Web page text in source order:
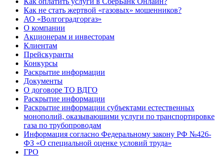
Как не стать жертвой «газовых» мошенников?
АО «Волгоградгоргаз»
О компании
Акционерам и инвесторам
Клиентам
Прейскуранты
Конкурсы
Раскрытие информации
Документы
О договоре ТО ВДГО
Раскрытие информации
Раскрытие информации субъектами естественных
монополий, оказывающими услуги по транспортировке
газа по трубопроводам
Информация согласно Федеральному закону РФ №426-
ФЗ «О специальной оценке условий труда»
ГРО